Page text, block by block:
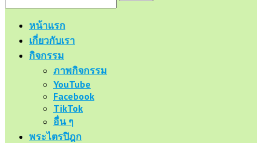
หน้าแรก
เกี่ยวกับเรา
กิจกรรม
ภาพกิจกรรม
YouTube
Facebook
TikTok
อื่น ๆ
พระไตรปิฎก